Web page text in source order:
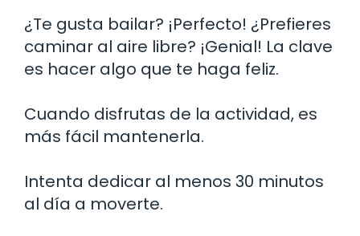
¿Te gusta bailar? ¡Perfecto! ¿Prefieres
caminar al aire libre? ¡Genial! La clave
es hacer algo que te haga feliz.
Cuando disfrutas de la actividad, es
más fácil mantenerla.
Intenta dedicar al menos 30 minutos
al día a moverte.